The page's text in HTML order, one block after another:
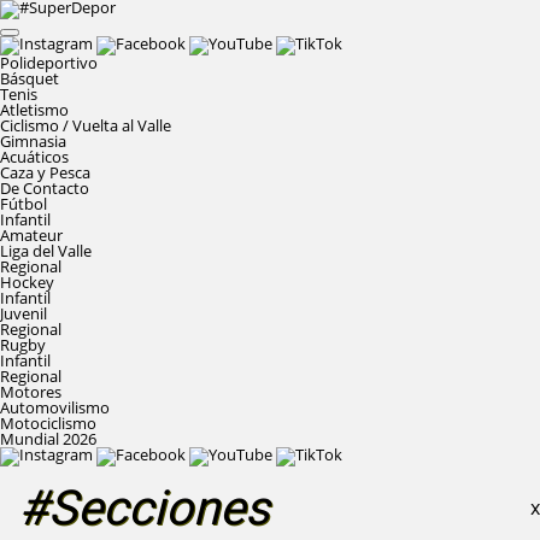
Polideportivo
Básquet
Tenis
Atletismo
Ciclismo / Vuelta al Valle
Gimnasia
Acuáticos
Caza y Pesca
De Contacto
Fútbol
Infantil
Amateur
Liga del Valle
Regional
Hockey
Infantil
Juvenil
Regional
Rugby
Infantil
Regional
Motores
Automovilismo
Motociclismo
Mundial 2026
#Secciones X